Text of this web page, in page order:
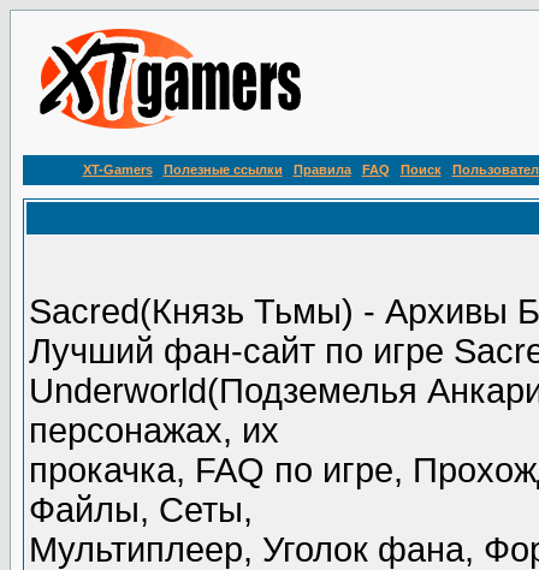
XT-Gamers Полезные ссылки Правила FAQ Поиск
Sacred(Князь Тьмы) - Архивы
Лучший фан-сайт по игре
Underworld(Подземелья
персонажах, их
прокачка, FAQ по игре,
Файлы, Сеты,
Мультиплеер, Уголок фана,